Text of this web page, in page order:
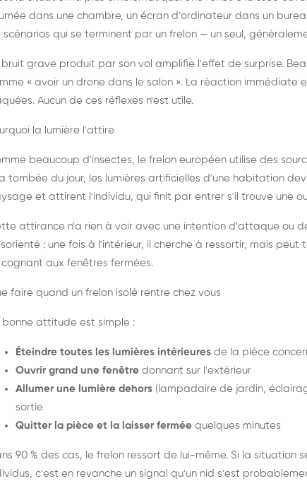
dans une chambre, un écran d'ordinateur dans un
scénarios qui se terminent par un frelon — un seul,
bruit grave produit par son vol amplifie l'effet de surprise.
« avoir un drone dans le salon ». La réaction immédiate
Aucun de ces réflexes n'est utile.
la lumière l'attire
beaucoup d'insectes, le frelon européen utilise des
tombée du jour, les lumières artificielles d'une habitation
et attirent l'individu, qui finit par entrer s'il trouve une
attirance n'a rien à voir avec une intention d'attaque ou
: une fois à l'intérieur, il cherche à ressortir, mais
cognant aux fenêtres fermées.
faire quand un frelon isolé rentre chez vous
bonne attitude est simple :
Éteindre toutes les lumières intérieures de la pièce
Ouvrir grand une fenêtre donnant sur l'extérieur
Allumer une lumière dehors (lampadaire de jardin,
sortie
Quitter la pièce et la laisser fermée quelques minutes
90 % des cas, le frelon ressort de lui-même. Si la situation
c'est en revanche un signal qu'un nid s'est